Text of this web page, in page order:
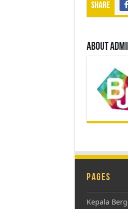
Share
About
Pages
Kepala